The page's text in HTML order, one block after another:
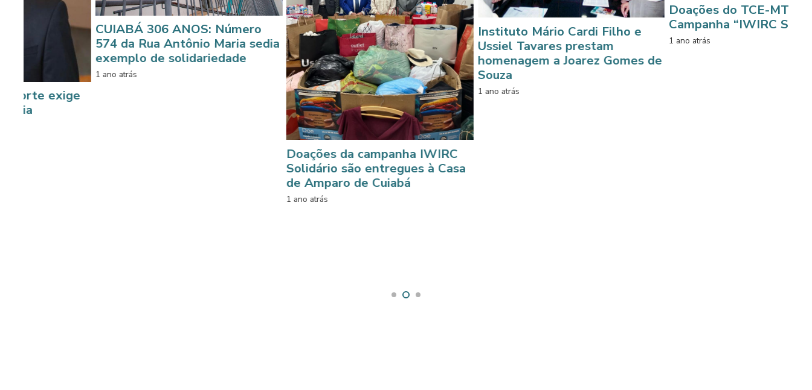
CUIABÁ 306 ANOS: Número
574 da Rua Antônio Maria sedia
exemplo de solidariedade
1 ano atrás
Doações da campanha IWIRC
Solidário são entregues à Casa
de Amparo de Cuiabá
Instituto Mário Cardi Filho e
Ussiel Tavares prestam
homenagem a Joarez Gomes de
Souza
1 ano atrás
Doações do TCE-MT reforçam
Campanha “IWIRC Solidário”